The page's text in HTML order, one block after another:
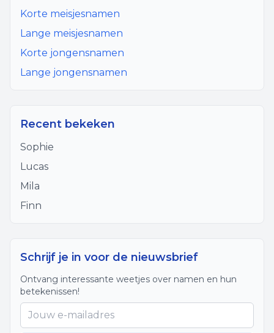
Korte meisjesnamen
Lange meisjesnamen
Korte jongensnamen
Lange jongensnamen
Recent bekeken
Sophie
Lucas
Mila
Finn
Schrijf je in voor de nieuwsbrief
Ontvang interessante weetjes over namen en hun
betekenissen!